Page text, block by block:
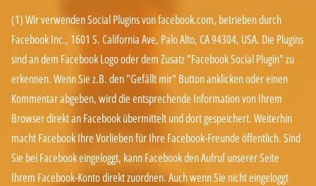
(1) Wir verwenden Social Plugins von facebook.com, betrieben durch
Facebook Inc., 1601 S. California Ave, Palo Alto, CA 94304, USA. Die Plugins
sind an dem Facebook Logo oder dem Zusatz "Facebook Social Plugin" zu
erkennen. Wenn Sie z.B. den "Gefällt mir" Button anklicken oder einen
Kommentar abgeben, wird die entsprechende Information von Ihrem
Browser direkt an Facebook übermittelt und dort gespeichert. Weiterhin
macht Facebook Ihre Vorlieben für Ihre Facebook-Freunde öffentlich. Sind
Sie bei Facebook eingeloggt, kann Facebook den Aufruf unserer Seite
Ihrem Facebook-Konto direkt zuordnen. Auch wenn Sie nicht eingeloggt